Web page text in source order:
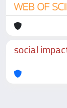
social